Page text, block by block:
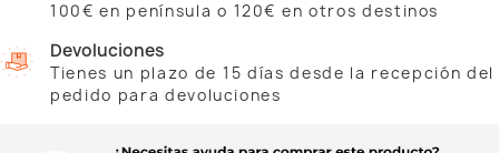
100€ en península o 120€ en otros destinos
Devoluciones
Tienes un plazo de 15 días desde la recepción del
pedido para devoluciones